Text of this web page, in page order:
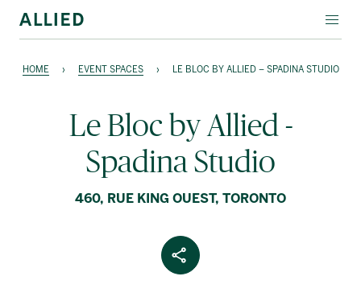
À PROPOS D’ALLIED
HOME › EVENT SPACES › LE BLOC BY ALLIED – SPADINA STUDIO
Le Bloc by Allied -
Spadina Studio
460, RUE KING OUEST, TORONTO
Share Article